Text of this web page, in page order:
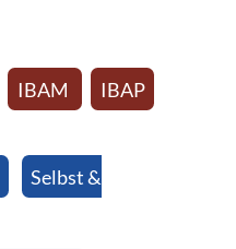
IBAM
IBAP
Selbst &